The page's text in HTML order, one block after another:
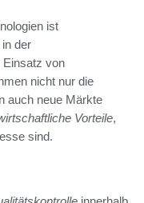
ist
der
Einsatz von
nicht nur die
auch neue Märkte
Vorteile,
sind.